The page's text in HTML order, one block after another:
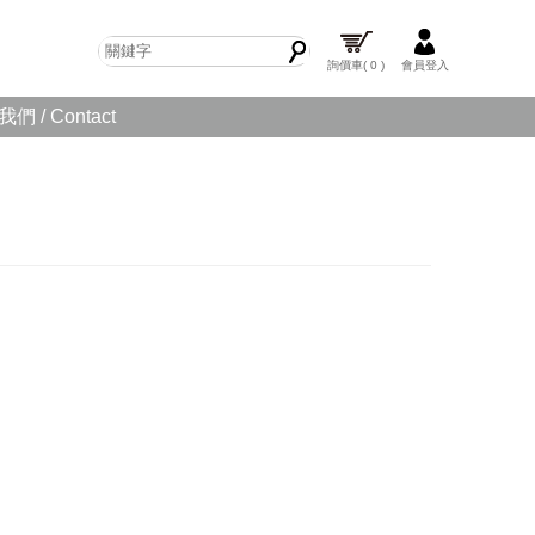
詢價車( 0 ) 會員登入
們 / Contact